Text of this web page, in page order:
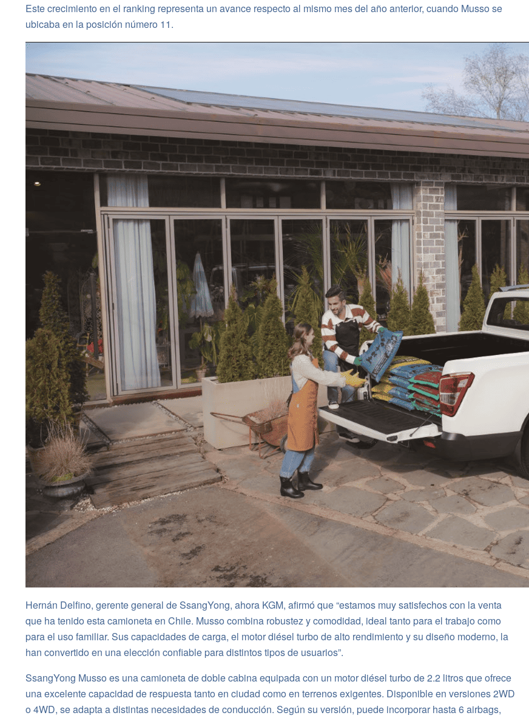
Este crecimiento en el ranking representa un avance respecto al mismo mes del año anterior, cuando Musso se
ubicaba en la posición número 11.
Hernán Delfino, gerente general de SsangYong, ahora KGM, afirmó que “estamos muy satisfechos con la venta
que ha tenido esta camioneta en Chile. Musso combina robustez y comodidad, ideal tanto para el trabajo como
para el uso familiar. Sus capacidades de carga, el motor diésel turbo de alto rendimiento y su diseño moderno, la
han convertido en una elección confiable para distintos tipos de usuarios”.
SsangYong Musso es una camioneta de doble cabina equipada con un motor diésel turbo de 2.2 litros que ofrece
una excelente capacidad de respuesta tanto en ciudad como en terrenos exigentes. Disponible en versiones 2WD
o 4WD, se adapta a distintas necesidades de conducción. Según su versión, puede incorporar hasta 6 airbags,